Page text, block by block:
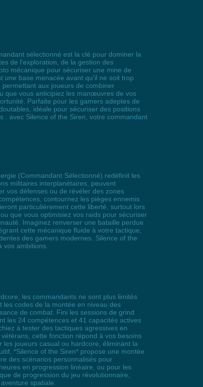
sélectionné est la clé pour dominer la
de l'exploration, de la gestion des
mécanique pour sécuriser une mine de
une base menacée avant qu'il ne soit trop
aux joueurs de combiner
que vous anticipiez les manœuvres de vos
Parfaite pour les gamers adeptes de
idéale pour sécuriser des positions
: avec Silence of the Siren, votre commandant
(Commandant Sélectionné) redéfinit les
militaires interplanétaires, peuvent
vos défenses ou de révéler des zones
contournez les pièges ennemis
particulièrement cette liberté, surtout lors
que vous optimisiez vos raids pour sécuriser
Imaginez renverser une bataille perdue
cette mécanique fluide à votre tactique,
des gamers modernes. Silence of the
ambitions.
les commandants ne sont plus limités
les codes de la montée en niveau des
de combat. Fini les sessions de grind
les 24 compétences et 41 capacités actives
à tester des tactiques agressives en
cette fonction répond à vos besoins
joueurs casual ou hardcore, éliminant la
*Silence of the Siren* propose une montée
des scénarios personnalisés pour
en progression linéaire, ou pour les
de progression du jeu révolutionnaire,
spatiale.